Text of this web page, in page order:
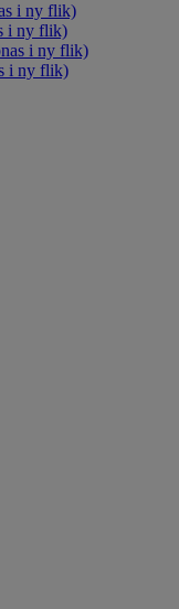
i ny flik)
i ny flik)
i ny flik)
i ny flik)